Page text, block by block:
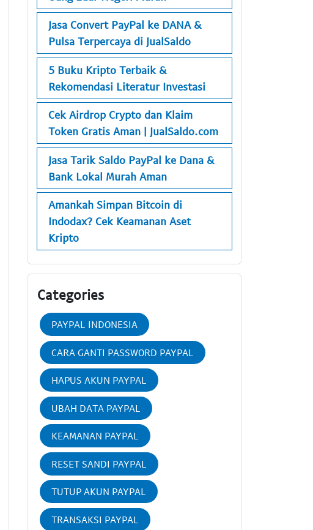
Jasa Convert PayPal ke DANA &
Pulsa Terpercaya di JualSaldo
5 Buku Kripto Terbaik &
Rekomendasi Literatur Investasi
Cek Airdrop Crypto dan Klaim
Token Gratis Aman | JualSaldo.com
Jasa Tarik Saldo PayPal ke Dana &
Bank Lokal Murah Aman
Amankah Simpan Bitcoin di
Indodax? Cek Keamanan Aset
Kripto
Categories
PAYPAL INDONESIA
CARA GANTI PASSWORD PAYPAL
HAPUS AKUN PAYPAL
UBAH DATA PAYPAL
KEAMANAN PAYPAL
RESET SANDI PAYPAL
TUTUP AKUN PAYPAL
TRANSAKSI PAYPAL